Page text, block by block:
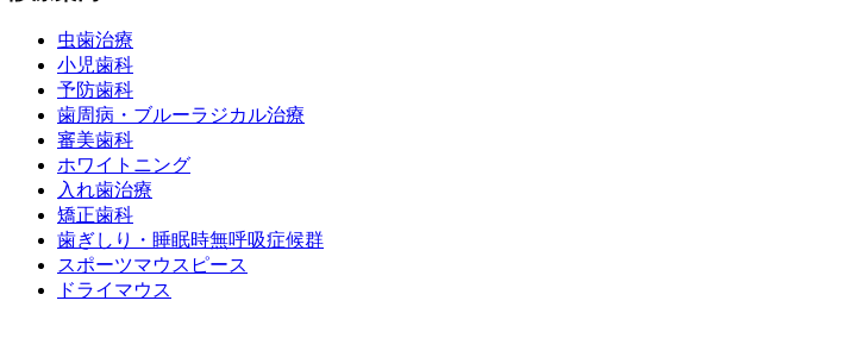
虫歯治療
小児歯科
予防歯科
歯周病・ブルーラジカル治療
審美歯科
ホワイトニング
入れ歯治療
矯正歯科
歯ぎしり・睡眠時無呼吸症候群
スポーツマウスピース
ドライマウス